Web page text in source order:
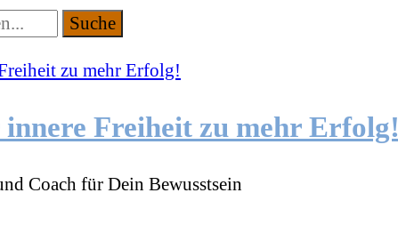
innere Freiheit zu mehr Erfolg!
Coach für Dein Bewusstsein